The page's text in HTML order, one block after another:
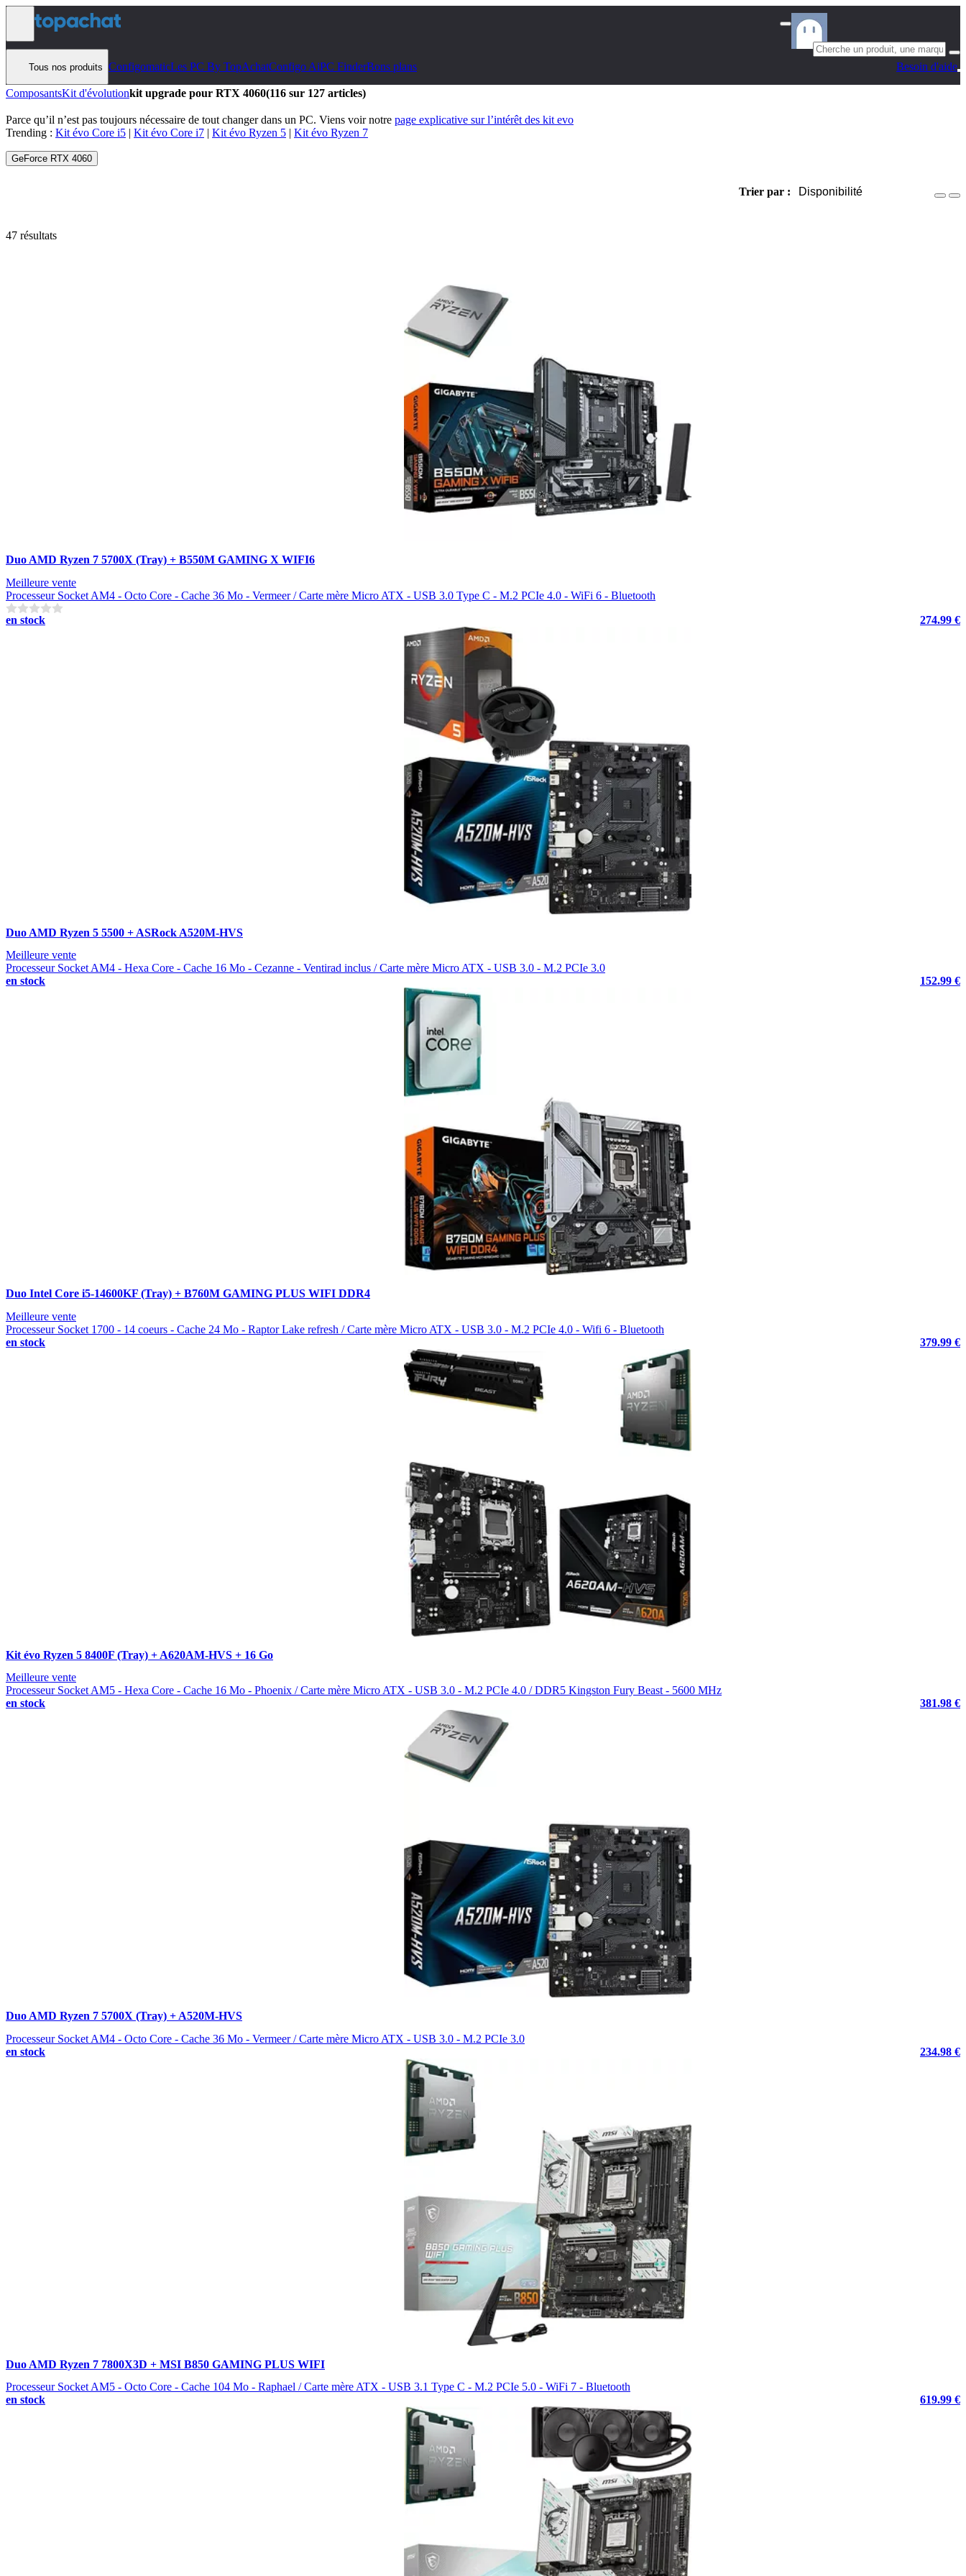
Aller au contenu
Tous nos produits ConfigomaticLes PC By TopAchatConfigo AiPC FinderBons plans Besoin d'aide
ComposantsKit d'évolutionkit upgrade pour RTX 4060(116 sur 127 articles)
Parce qu’il n’est pas toujours nécessaire de tout changer dans un PC. Viens voir notre page explicative sur l’intérêt des kit evo
Trending : Kit évo Core i5 | Kit évo Core i7 | Kit évo Ryzen 5 | Kit évo Ryzen 7
GeForce RTX 4060
Trier par : Disponibilité
47 résultats
Duo AMD Ryzen 7 5700X (Tray) + B550M GAMING X WIFI6
Meilleure vente
Processeur Socket AM4 - Octo Core - Cache 36 Mo - Vermeer / Carte mère Micro ATX - USB 3.0 Type C - M.2 PCIe 4.0 - WiFi 6 - Bluetooth
en stock
274.99 €
Duo AMD Ryzen 5 5500 + ASRock A520M-HVS
Meilleure vente
Processeur Socket AM4 - Hexa Core - Cache 16 Mo - Cezanne - Ventirad inclus / Carte mère Micro ATX - USB 3.0 - M.2 PCIe 3.0
en stock
152.99 €
Duo Intel Core i5-14600KF (Tray) + B760M GAMING PLUS WIFI DDR4
Meilleure vente
Processeur Socket 1700 - 14 coeurs - Cache 24 Mo - Raptor Lake refresh / Carte mère Micro ATX - USB 3.0 - M.2 PCIe 4.0 - Wifi 6 - Bluetooth
en stock
379.99 €
Kit évo Ryzen 5 8400F (Tray) + A620AM-HVS + 16 Go
Meilleure vente
Processeur Socket AM5 - Hexa Core - Cache 16 Mo - Phoenix / Carte mère Micro ATX - USB 3.0 - M.2 PCIe 4.0 / DDR5 Kingston Fury Beast - 5600 MHz
en stock
381.98 €
Duo AMD Ryzen 7 5700X (Tray) + A520M-HVS
Processeur Socket AM4 - Octo Core - Cache 36 Mo - Vermeer / Carte mère Micro ATX - USB 3.0 - M.2 PCIe 3.0
en stock
234.98 €
Duo AMD Ryzen 7 7800X3D + MSI B850 GAMING PLUS WIFI
Processeur Socket AM5 - Octo Core - Cache 104 Mo - Raphael / Carte mère ATX - USB 3.1 Type C - M.2 PCIe 5.0 - WiFi 7 - Bluetooth
en stock
619.99 €